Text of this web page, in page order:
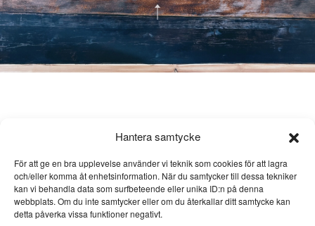
Hantera samtycke
För att ge en bra upplevelse använder vi teknik som cookies för att lagra
och/eller komma åt enhetsinformation. När du samtycker till dessa tekniker
kan vi behandla data som surfbeteende eller unika ID:n på denna
webbplats. Om du inte samtycker eller om du återkallar ditt samtycke kan
detta påverka vissa funktioner negativt.